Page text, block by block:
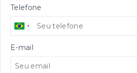
Telefone
E-mail